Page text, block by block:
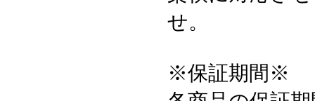
せ。
※保証期間※